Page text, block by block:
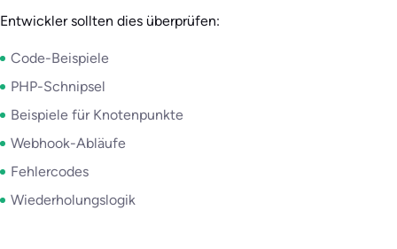
Entwickler sollten dies überprüfen:
Code-Beispiele
PHP-Schnipsel
Beispiele für Knotenpunkte
Webhook-Abläufe
Fehlercodes
Wiederholungslogik